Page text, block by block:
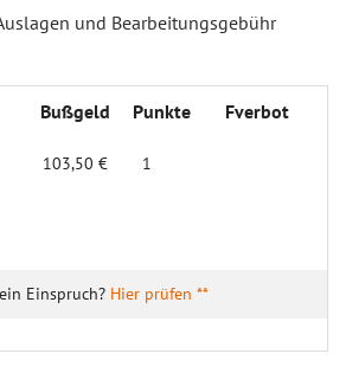
und Bearbeitungsgebühr
Bußgeld Punkte Fverbot
103,50 € 1
Hier prüfen **